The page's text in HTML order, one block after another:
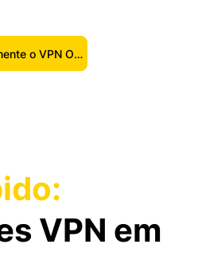
Experimente o VPN One Click
VPN em